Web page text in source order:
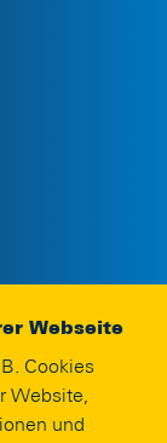
Webseite
Cookies
Website,
und